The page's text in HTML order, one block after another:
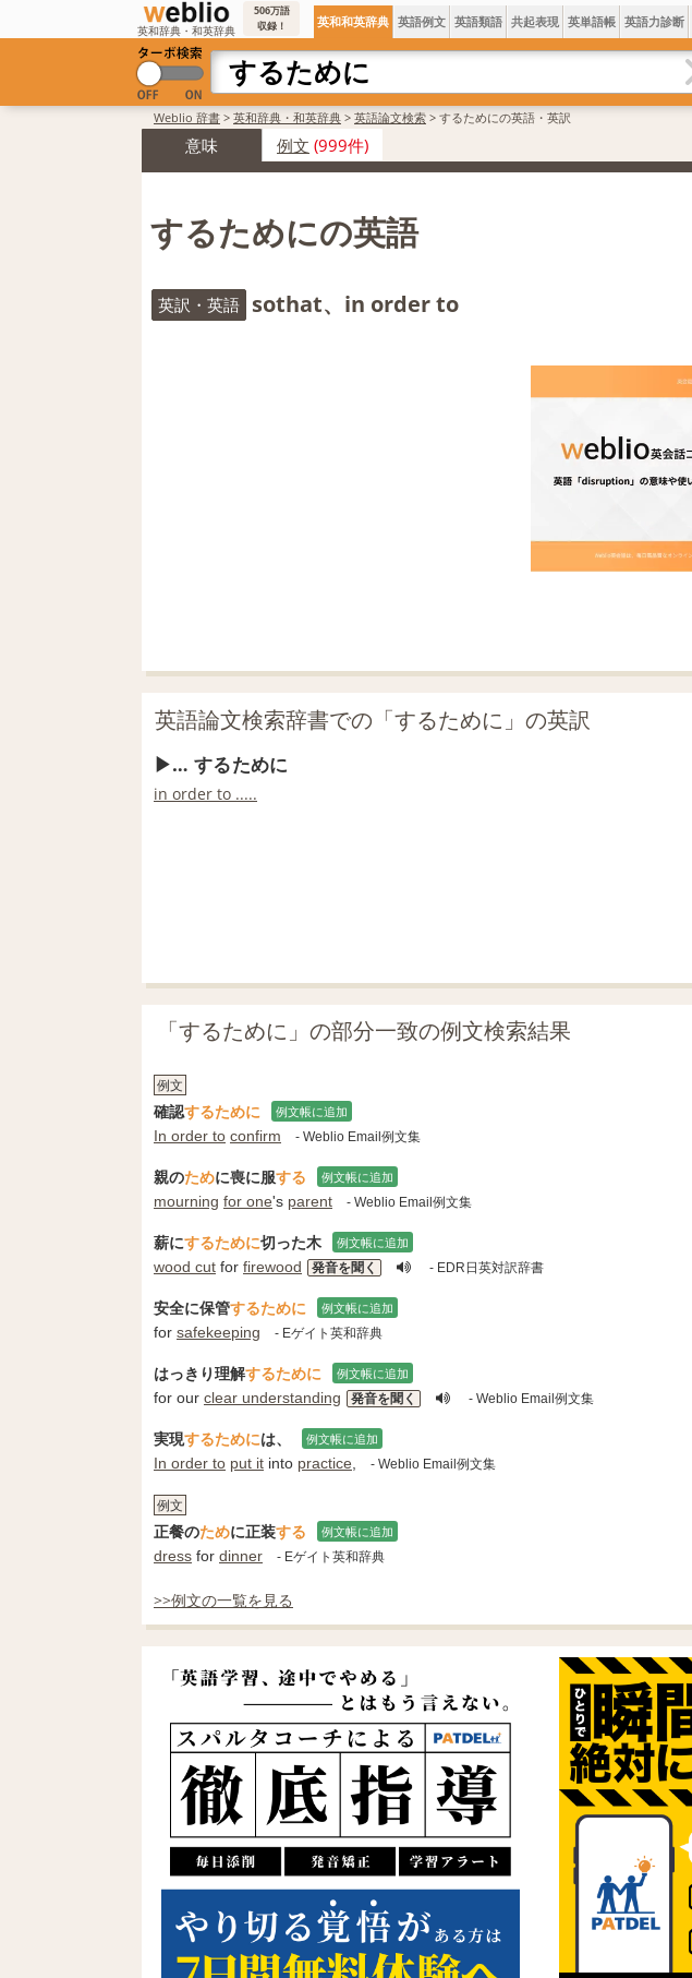
英和辞典・和英辞典
506万語
収録！
英和和英辞典 英語例文 英語類語 共起表現 英単語帳 英語力診断
Weblio 辞書 > 英和辞典・和英辞典 > 英語論文検索 > するためにの英語・英訳
意味 例文 (999件)
するためにの英語
英訳・英語 sothat、in order to
英語論文検索辞書での「するために」の英訳
… するために
in order to .....
「するために」の部分一致の例文検索結果
例文
確認するために 例文帳に追加
In order to confirm - Weblio Email例文集
親のために喪に服する 例文帳に追加
mourning for one's parent - Weblio Email例文集
薪にするために切った木 例文帳に追加
wood cut for firewood 発音を聞く - EDR日英対訳辞書
安全に保管するために 例文帳に追加
for safekeeping - Eゲイト英和辞典
はっきり理解するために 例文帳に追加
for our clear understanding 発音を聞く - Weblio Email例文集
実現するためには、 例文帳に追加
In order to put it into practice - Weblio Email例文集
例文
正餐のために正装する 例文帳に追加
dress for dinner - Eゲイト英和辞典
>>例文の一覧を見る